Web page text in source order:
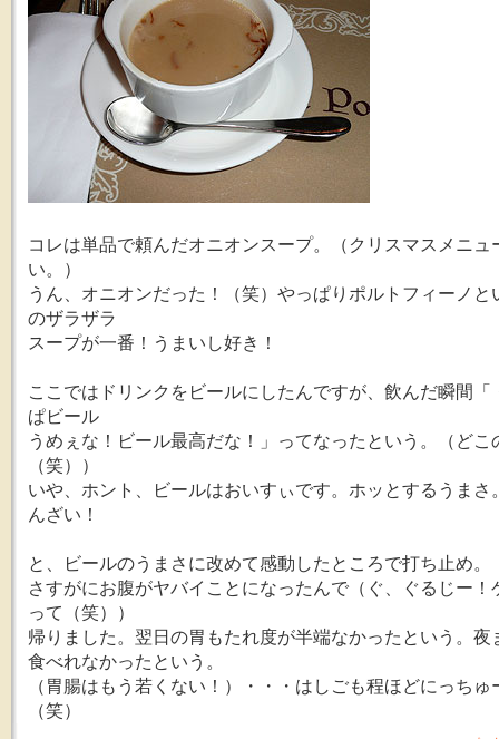
コレは単品で頼んだオニオンスープ。（クリスマスメニュ
い。）
うん、オニオンだった！（笑）やっぱりポルトフィーノと
のザラザラ
スープが一番！うまいし好き！
ここではドリンクをビールにしたんですが、飲んだ瞬間「
ぱビール
うめぇな！ビール最高だな！」ってなったという。（どこ
（笑））
いや、ホント、ビールはおいすぃです。ホッとするうまさ
んざい！
と、ビールのうまさに改めて感動したところで打ち止め。
さすがにお腹がヤバイことになったんで（ぐ、ぐるじー！
って（笑））
帰りました。翌日の胃もたれ度が半端なかったという。夜
食べれなかったという。
（胃腸はもう若くない！）・・・はしごも程ほどにっちゅ
（笑）